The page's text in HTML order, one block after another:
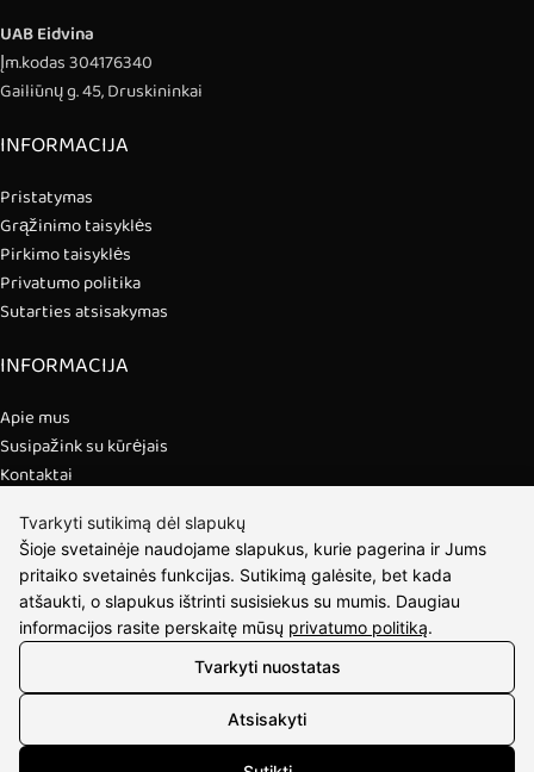
UAB Eidvina
Įm.kodas 304176340
Gailiūnų g. 45, Druskininkai
INFORMACIJA
Pristatymas
Grąžinimo taisyklės
Pirkimo taisyklės
Privatumo politika
Sutarties atsisakymas
INFORMACIJA
Apie mus
Susipažink su kūrėjais
Kontaktai
Tvarkyti sutikimą dėl slapukų
Šioje svetainėje naudojame slapukus, kurie pagerina ir Jums
pritaiko svetainės funkcijas. Sutikimą galėsite, bet kada
atšaukti, o slapukus ištrinti susisiekus su mumis. Daugiau
informacijos rasite perskaitę mūsų privatumo politiką.
Tvarkyti nuostatas
Atsisakyti